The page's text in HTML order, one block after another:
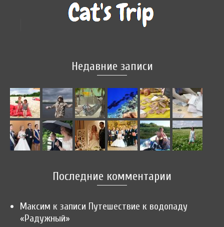
Недавние записи
Последние комментарии
Максим к записи Путешествие к водопаду
«Радужный»